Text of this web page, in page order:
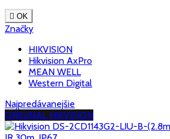
 OK
Značky
HIKVISION
Hikvision AxPro
MEAN WELL
Western Digital
Najpredávanejšie
ORIGINAL HIKVISION